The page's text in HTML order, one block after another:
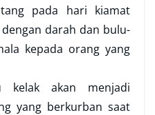
pada hari kiamat
darah dan bulu-
kepada orang yang
kelak akan menjadi
yang berkurban saat